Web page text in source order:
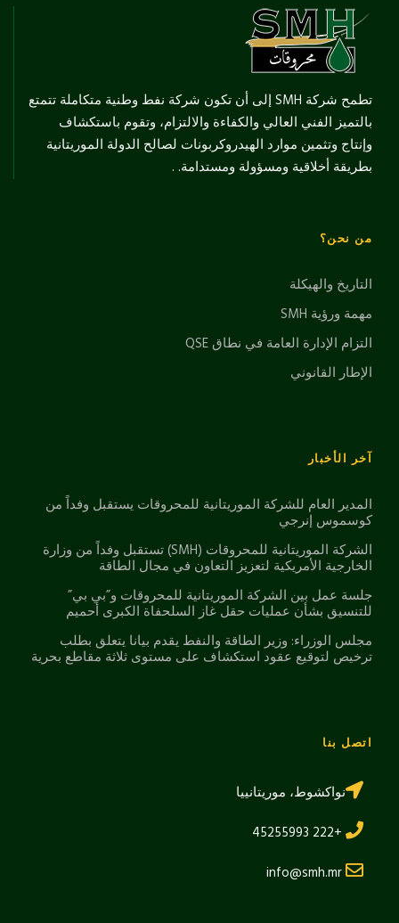
تطمح شركة SMH إلى أن تكون شركة نفط وطنية متكاملة تتمتع
بالتميز الفني العالي والكفاءة والالتزام، وتقوم باستكشاف
وإنتاج وتثمين موارد الهيدروكربونات لصالح الدولة الموريتانية
بطريقة أخلاقية ومسؤولة ومستدامة. .
من نحن؟
التاريخ والهيكلة
مهمة ورؤية SMH
التزام الإدارة العامة في نطاق QSE
الإطار القانوني
آخر الأخبار
المدير العام للشركة الموريتانية للمحروقات يستقبل وفداً من
كوسموس إنرجي
الشركة الموريتانية للمحروقات (SMH) تستقبل وفداً من وزارة
الخارجية الأمريكية لتعزيز التعاون في مجال الطاقة
جلسة عمل بين الشركة الموريتانية للمحروقات و”بي بي”
للتنسيق بشأن عمليات حقل غاز السلحفاة الكبرى أحميم
مجلس الوزراء: وزير الطاقة والنفط يقدم بيانا يتعلق بطلب
ترخيص لتوقيع عقود استكشاف على مستوى ثلاثة مقاطع بحرية
اتصل بنا
نواكشوط، موريتانييا
+222 45255993